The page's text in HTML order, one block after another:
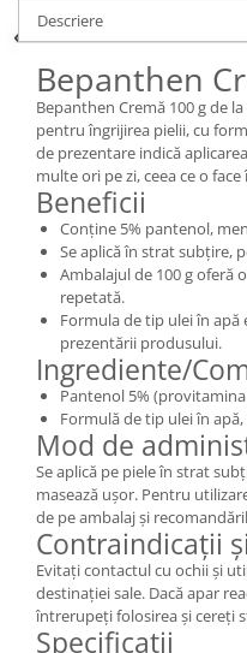
Descriere
Bepanthen
Bepanthen Cremă 100 g de
pentru îngrijirea pielii, cu
de prezentare indică
multe ori pe zi, ceea ce o
Beneficii
Conține 5% pantenol,
Se aplică în strat subțire,
Ambalajul de 100 g oferă
repetată.
Formula de tip ulei în
prezentării produsului.
Ingrediente/
Pantenol 5%
Formulă de tip ulei în
Mod de
Se aplică pe piele în strat
masează ușor. Pentru
de pe ambalaj și
Contraindicații
Evitați contactul cu ochii și
destinației sale. Dacă apar
întrerupeți folosirea și cereți
Specificații